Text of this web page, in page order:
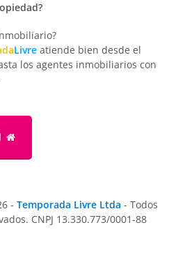
Livre atiende bien desde el
los agentes inmobiliarios con
- Temporada Livre Ltda - Todos
CNPJ 13.330.773/0001-88